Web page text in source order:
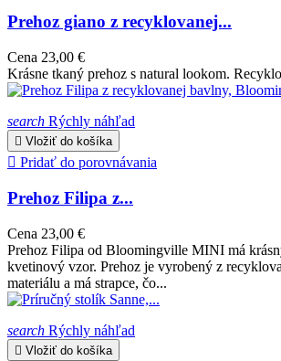
Prehoz giano z recyklovanej...
Cena 23,00 €
Krásne tkaný prehoz s natural lookom.
search Rýchly náhľad
 Vložiť do košíka
 Pridať do porovnávania
Prehoz Filipa z...
Cena 23,00 €
Prehoz Filipa od Bloomingville MINI má
kvetinový vzor. Prehoz je vyrobený z
materiálu a má strapce, čo...
search Rýchly náhľad
 Vložiť do košíka